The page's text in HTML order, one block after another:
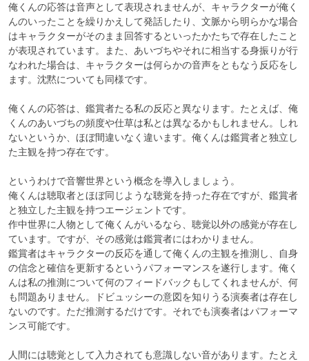
俺くんの応答は音声として表現されませんが、キャラクターが俺く
んのいったことを繰りかえして発話したり、文脈から明らかな場合
はキャラクターがそのまま回答するといったかたちで存在したこと
が表現されています。また、あいづちやそれに相当する身振りが行
なわれた場合は、キャラクターは何らかの音声をともなう反応をし
ます。沈黙についても同様です。
俺くんの応答は、鑑賞者たる私の反応と異なります。たとえば、俺
くんのあいづちの頻度や仕草は私とは異なるかもしれません。しれ
ないというか、ほぼ間違いなく違います。俺くんは鑑賞者と独立し
た主観を持つ存在です。
というわけで音響世界という概念を導入しましょう。
俺くんは聴取者とほぼ同じような聴覚を持った存在ですが、鑑賞者
と独立した主観を持つエージェントです。
作中世界に人物として俺くんがいるなら、聴覚以外の感覚が存在し
ています。ですが、その感覚は鑑賞者にはわかりません。
鑑賞者はキャラクターの反応を通して俺くんの主観を推測し、自身
の信念と確信を更新するというパフォーマンスを遂行します。俺く
んは私の推測について何のフィードバックもしてくれませんが、何
も問題ありません。ドビュッシーの意図を知りうる演奏者は存在し
ないのです。ただ推測するだけです。それでも演奏者はパフォーマ
ンス可能です。
人間には聴覚として入力されても意識しない音があります。たとえ